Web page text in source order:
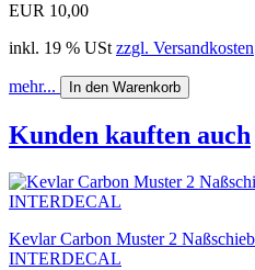
EUR 10,00
inkl. 19 % USt zzgl. Versandkosten
mehr... In den Warenkorb
Kunden kauften auch
Kevlar Carbon Muster 2
INTERDECAL